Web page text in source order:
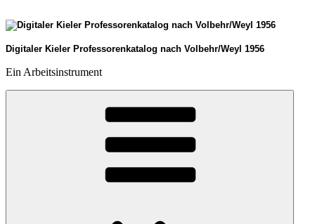
Inhalt
springen
Digitaler Kieler Professorenkatalog nach Volbehr/Weyl 1956
Ein Arbeitsinstrument